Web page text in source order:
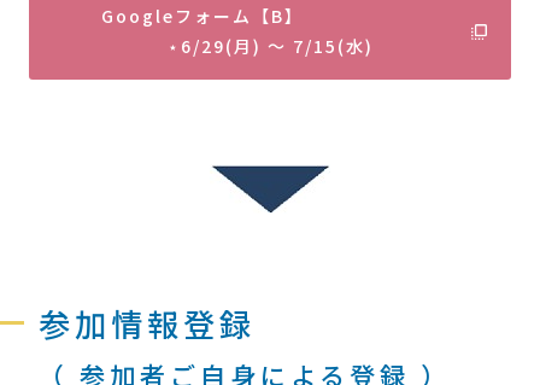
Googleフォーム【B】
⋆6/29(月) ～ 7/15(水)
参加情報登録
（ 参加者ご自身による 登録 ）